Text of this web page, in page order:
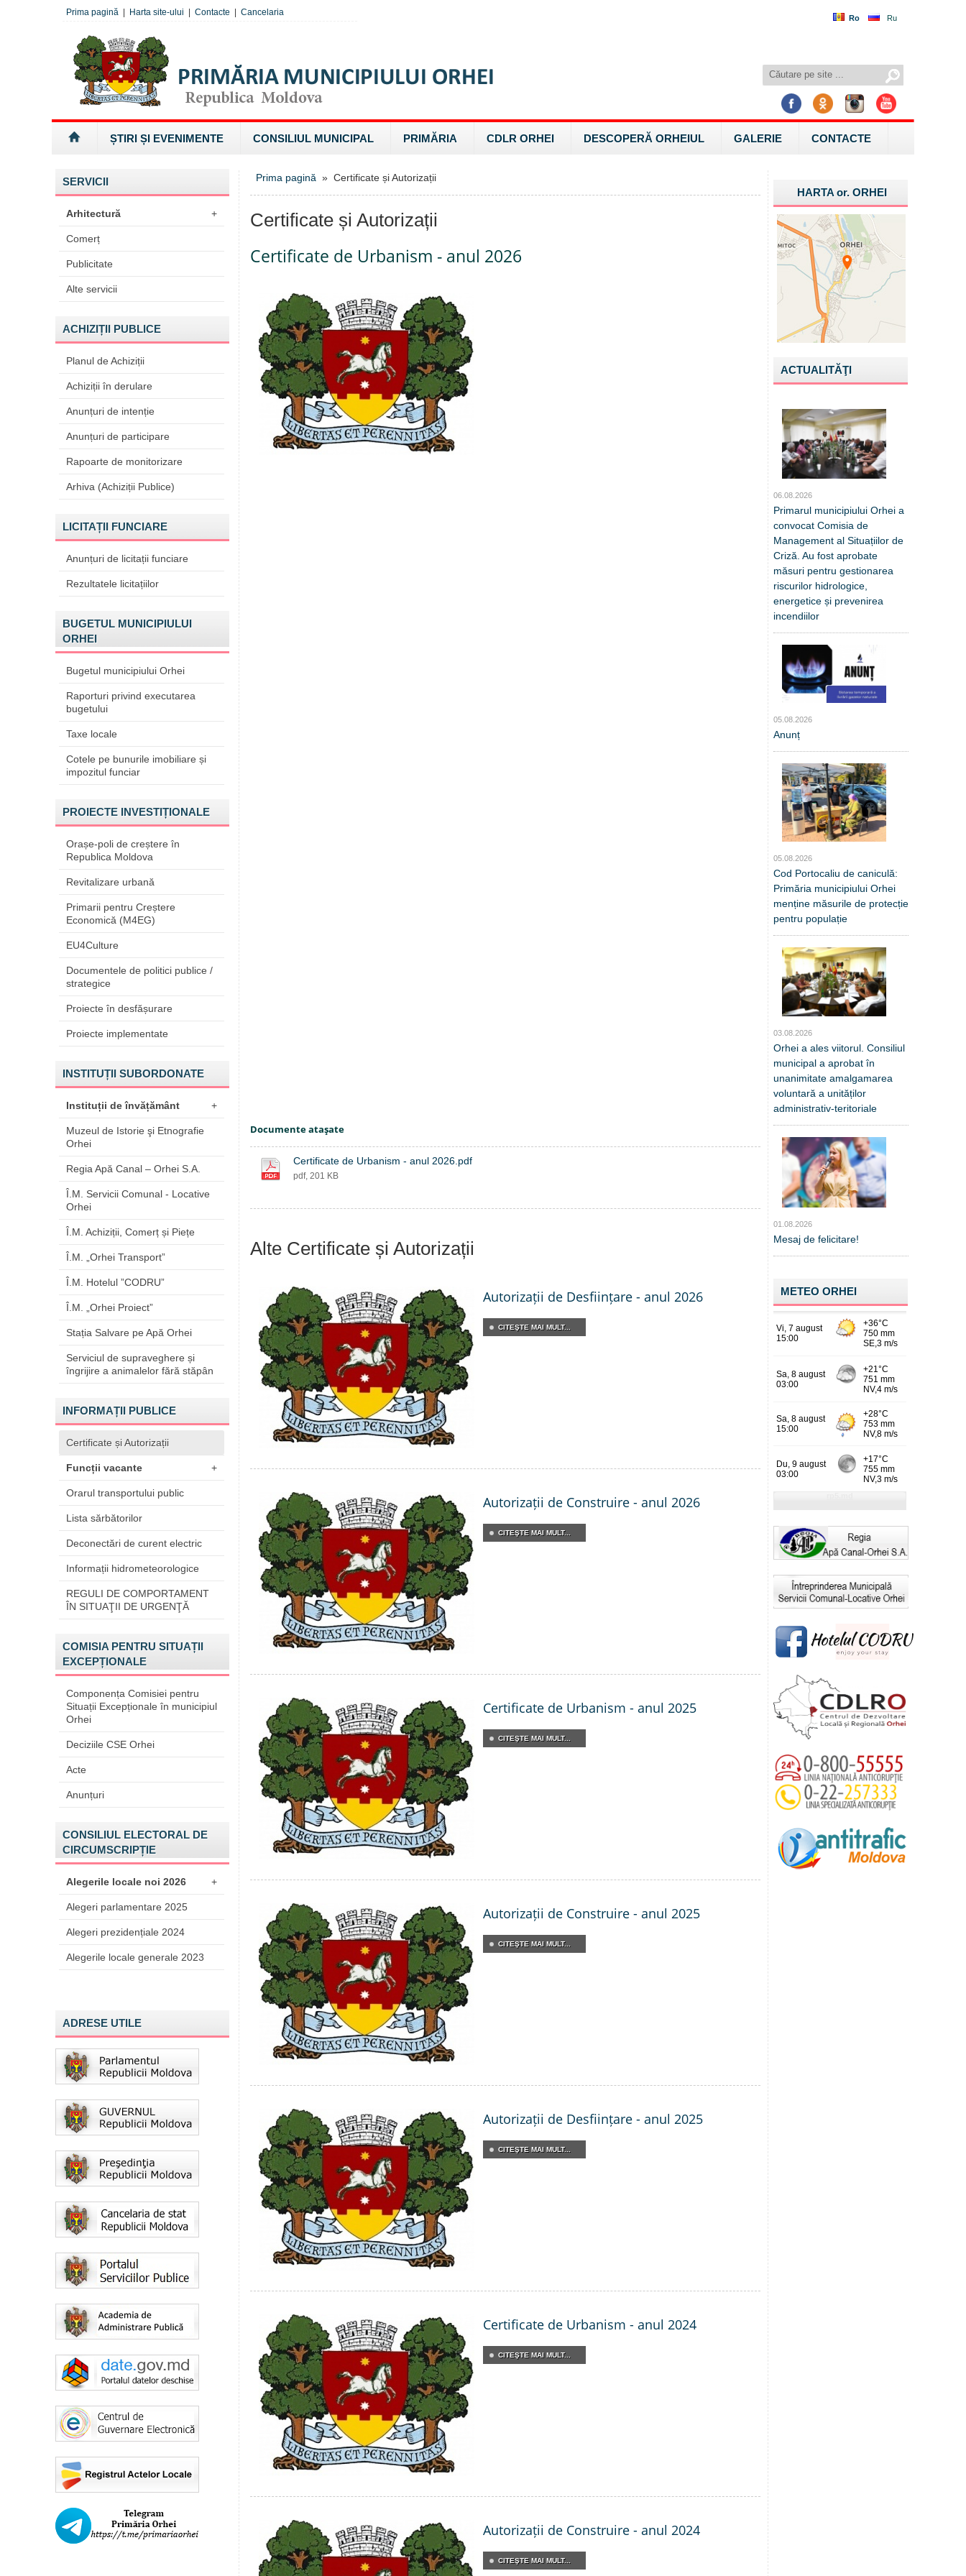
Ro Ru
Prima pagină Harta site-ului Contacte Cancelaria
ȘTIRI ȘI EVENIMENTE CONSILIUL MUNICIPAL PRIMĂRIA CDLR ORHEI DESCOPERĂ ORHEIUL GALERIE CONTACTE
SERVICII
Arhitectură +
Comerț
Publicitate
Alte servicii
ACHIZIȚII PUBLICE
Planul de Achiziții
Achiziții în derulare
Anunțuri de intenție
Anunțuri de participare
Rapoarte de monitorizare
Arhiva (Achiziții Publice)
LICITAȚII FUNCIARE
Anunțuri de licitații funciare
Rezultatele licitațiilor
BUGETUL MUNICIPIULUI
ORHEI
Bugetul municipiului Orhei
Raporturi privind executarea
bugetului
Taxe locale
Cotele pe bunurile imobiliare și
impozitul funciar
PROIECTE INVESTIȚIONALE
Orașe-poli de creștere în
Republica Moldova
Revitalizare urbană
Primarii pentru Creștere
Economică (M4EG)
EU4Culture
Documentele de politici publice /
strategice
Proiecte în desfășurare
Proiecte implementate
INSTITUȚII SUBORDONATE
Instituții de învățământ +
Muzeul de Istorie şi Etnografie
Orhei
Regia Apă Canal – Orhei S.A.
Î.M. Servicii Comunal - Locative
Orhei
Î.M. Achiziții, Comerț și Piețe
Î.M. „Orhei Transport”
Î.M. Hotelul ”CODRU”
Î.M. „Orhei Proiect”
Stația Salvare pe Apă Orhei
Serviciul de supraveghere și
îngrijire a animalelor fără stăpân
INFORMAȚII PUBLICE
Certificate și Autorizații
Funcții vacante +
Orarul transportului public
Lista sărbătorilor
Deconectări de curent electric
Informații hidrometeorologice
REGULI DE COMPORTAMENT
ÎN SITUAŢII DE URGENŢĂ
COMISIA PENTRU SITUAȚII
EXCEPȚIONALE
Componența Comisiei pentru
Situații Excepționale în municipiul
Orhei
Deciziile CSE Orhei
Acte
Anunțuri
CONSILIUL ELECTORAL DE
CIRCUMSCRIPȚIE
Alegerile locale noi 2026 +
Alegeri parlamentare 2025
Alegeri prezidențiale 2024
Alegerile locale generale 2023
ADRESE UTILE
Prima pagină » Certificate și Autorizații
Certificate și Autorizații
Certificate de Urbanism - anul 2026
Documente ataşate
Certificate de Urbanism - anul 2026.pdf
pdf, 201 KB
Alte Certificate și Autorizații
Autorizații de Desființare - anul 2026
CITEŞTE MAI MULT...
Autorizații de Construire - anul 2026
CITEŞTE MAI MULT...
Certificate de Urbanism - anul 2025
CITEŞTE MAI MULT...
Autorizații de Construire - anul 2025
CITEŞTE MAI MULT...
Autorizații de Desființare - anul 2025
CITEŞTE MAI MULT...
Certificate de Urbanism - anul 2024
CITEŞTE MAI MULT...
Autorizații de Construire - anul 2024
CITEŞTE MAI MULT...
HARTA or.ORHEI
ACTUALITĂŢI
06.08.2026
Primarul municipiului Orhei a
convocat Comisia de
Management al Situațiilor de
Criză. Au fost aprobate
măsuri pentru gestionarea
riscurilor hidrologice,
energetice și prevenirea
incendiilor
05.08.2026
Anunț
05.08.2026
Cod Portocaliu de caniculă:
Primăria municipiului Orhei
menține măsurile de protecție
pentru populație
03.08.2026
Orhei a ales viitorul. Consiliul
municipal a aprobat în
unanimitate amalgamarea
voluntară a unităților
administrativ-teritoriale
01.08.2026
Mesaj de felicitare!
METEO ORHEI